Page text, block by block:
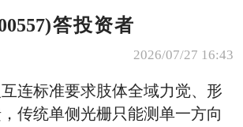
答投资者
2026/07/27 16:43
连标准要求肢体全域力觉、形
传统单侧光栅只能测单一方向